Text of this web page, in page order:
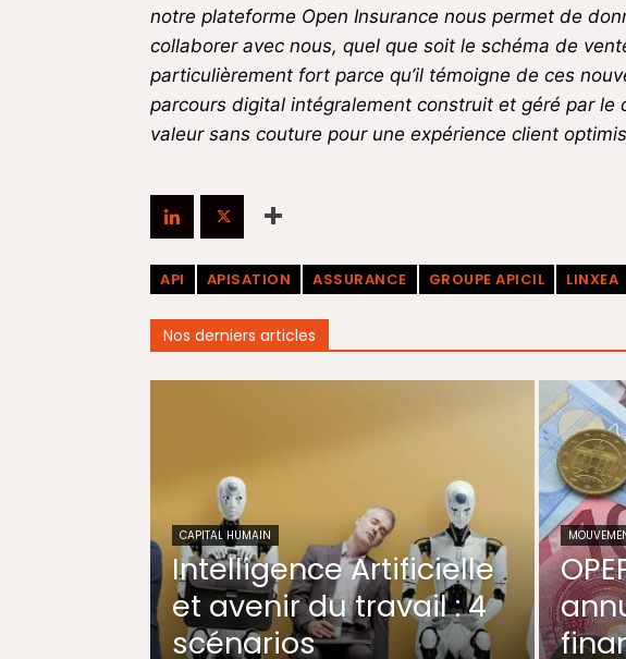
notre plateforme Open Insurance nous permet de
collaborer avec nous, quel que soit le schéma de
particulièrement fort parce qu’il témoigne de ces
parcours digital intégralement construit et géré par le
valeur sans couture pour une expérience client
API APISATION ASSURANCE GROUPE APICIL LINXEA
Nos derniers articles
CAPITAL HUMAIN
Intelligence Artificielle
et avenir du travail : 4
scénarios